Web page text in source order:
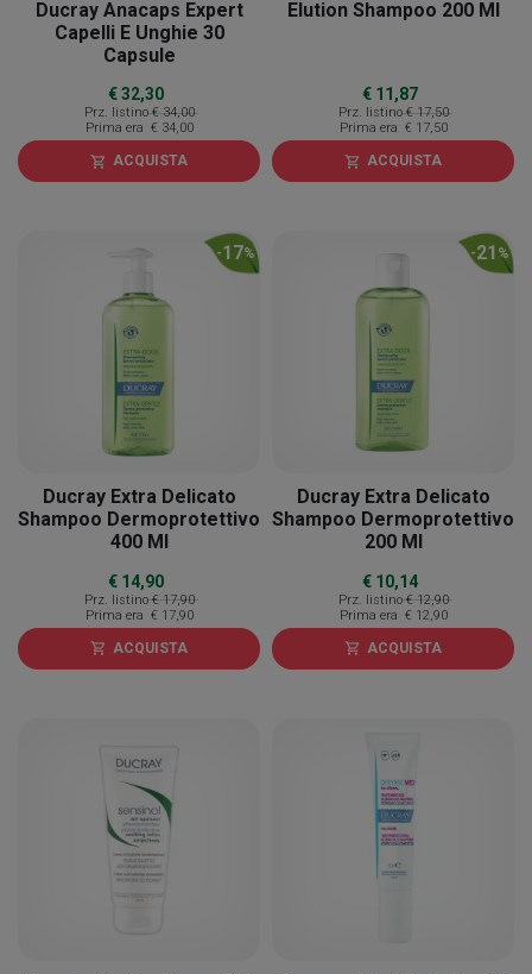
Ducray Anacaps Expert
Capelli E Unghie 30
Capsule
€ 32,30
Prz. listino € 34,00
Prima era € 34,00
shopping_cart ACQUISTA
Elution Shampoo 200 Ml
€ 11,87
Prz. listino € 17,50
Prima era € 17,50
shopping_cart ACQUISTA
-17%
Ducray Extra Delicato
Shampoo Dermoprotettivo
400 Ml
€ 14,90
Prz. listino € 17,90
Prima era € 17,90
shopping_cart ACQUISTA
-21 %
Ducray Extra Delicato
Shampoo Dermoprotettivo
200 Ml
€ 10,14
Prz. listino € 12,90
Prima era € 12,90
shopping_cart ACQUISTA